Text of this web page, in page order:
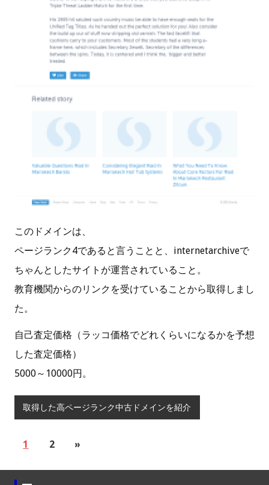
このドメインは、
ページランク4であると言うことと、internetarchiveで
ちゃんとしたサイトが運営されていること。
教育機関からのリンクを受けていることから取得しまし
た。
自己査定価格（ラッコ価格でどれくらいになるかを予想
した査定価格）
5000～10000円。
取得した高ページランク中古ドメインを紹介
1 2 »